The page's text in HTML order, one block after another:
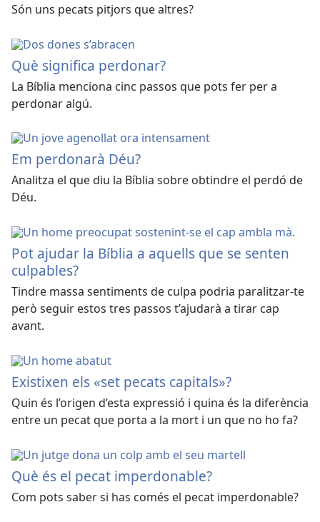
Són uns pecats pitjors que altres?
Què significa perdonar?
La Bíblia menciona cinc passos que pots fer per a
perdonar algú.
Em perdonarà Déu?
Analitza el que diu la Bíblia sobre obtindre el perdó de
Déu.
Pot ajudar la Bíblia a aquells que se senten
culpables?
Tindre massa sentiments de culpa podria paralitzar-te
però seguir estos tres passos t’ajudarà a tirar cap
avant.
Existixen els «set pecats capitals»?
Quin és l’origen d’esta expressió i quina és la diferència
entre un pecat que porta a la mort i un que no ho fa?
Què és el pecat imperdonable?
Com pots saber si has comés el pecat imperdonable?